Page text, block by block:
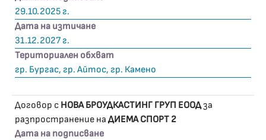
29.10.2025 г.
Дата на изтичане
31.12.2027 г.
Териториален обхват
гр. Бургас, гр. Айтос, гр. Камено
Договор с НОВА БРОУДКАСТИНГ ГРУП ЕООДза
разпространение на ДИЕМА СПОРТ 2
Дата на подписване